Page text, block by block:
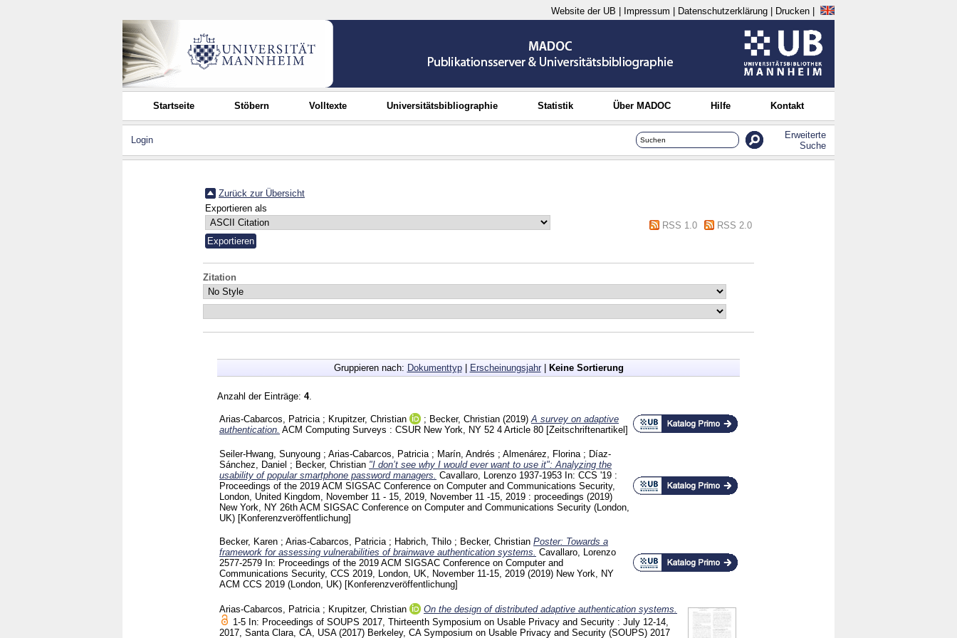
Website der UB Impressum Datenschutzerklärung Drucken
Startseite Stöbern Volltexte Universitätsbibliographie Statistik Über MADOC Hilfe Kontakt
Login
Erweiterte
Suche
Zurück zur Übersicht
Exportieren als
RSS 1.0
RSS 2.0
Zitation
Gruppieren nach: Dokumenttyp| Erscheinungsjahr| Keine Sortierung
Anzahl der Einträge: 4.
Arias-Cabarcos, Patricia ; Krupitzer, Christian ; Becker, Christian (2019) A survey on adaptive
authentication. ACM Computing Surveys : CSUR New York, NY 52 4 Article 80 [Zeitschriftenartikel]
Seiler-Hwang, Sunyoung ; Arias-Cabarcos, Patricia ; Marín, Andrés ; Almenárez, Florina ; Díaz-
Sánchez, Daniel ; Becker, Christian "I don’t see why I would ever want to use it": Analyzing the
usability of popular smartphone password managers. Cavallaro, Lorenzo 1937-1953 In: CCS '19 :
Proceedings of the 2019 ACM SIGSAC Conference on Computer and Communications Security,
London, United Kingdom, November 11 - 15, 2019, November 11 -15, 2019 : proceedings (2019)
New York, NY 26th ACM SIGSAC Conference on Computer and Communications Security (London,
UK) [Konferenzveröffentlichung]
Becker, Karen ; Arias-Cabarcos, Patricia; Habrich, Thilo ; Becker, Christian Poster: Towards a
framework for assessing vulnerabilities of brainwave authentication systems. Cavallaro, Lorenzo
2577-2579 In: Proceedings of the 2019 ACM SIGSAC Conference on Computer and
Communications Security, CCS 2019, London, UK, November 11-15, 2019 (2019) New York, NY
ACM CCS 2019 (London, UK) [Konferenzveröffentlichung]
Arias-Cabarcos, Patricia; Krupitzer, Christian
On the design of distributed adaptive authentication systems.
1-5 In: Proceedings of SOUPS 2017, Thirteenth Symposium on Usable Privacy and Security : July 12-14,
2017, Santa Clara, CA, USA (2017) Berkeley, CA Symposium on Usable Privacy and Security (SOUPS) 2017